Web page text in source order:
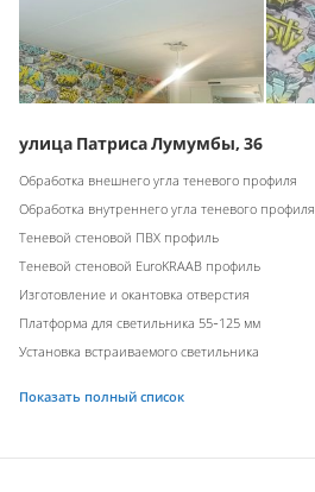
улица Патриса Лумумбы, 36
Обработка внешнего угла теневого профиля
Обработка внутреннего угла теневого профиля
Теневой стеновой ПВХ профиль
Теневой стеновой EuroKRAAB профиль
Изготовление и окантовка отверстия
Платформа для светильника 55-125 мм
Установка встраиваемого светильника
Показать полный список